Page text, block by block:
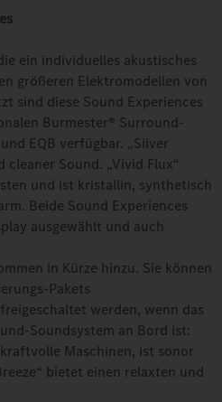
ein individuelles akustisches
größeren Elektromodellen von
sind diese Sound Experiences
Burmester® Surround-
EQB verfügbar. „Silver
Sound. „Vivid Flux“
und ist kristallin, synthetisch
Beide Sound Experiences
ausgewählt und auch
in Kürze hinzu. Sie können
Pakets
werden, wenn das
Soundsystem an Bord ist:
Maschinen, ist sonor
bietet einen relaxten und